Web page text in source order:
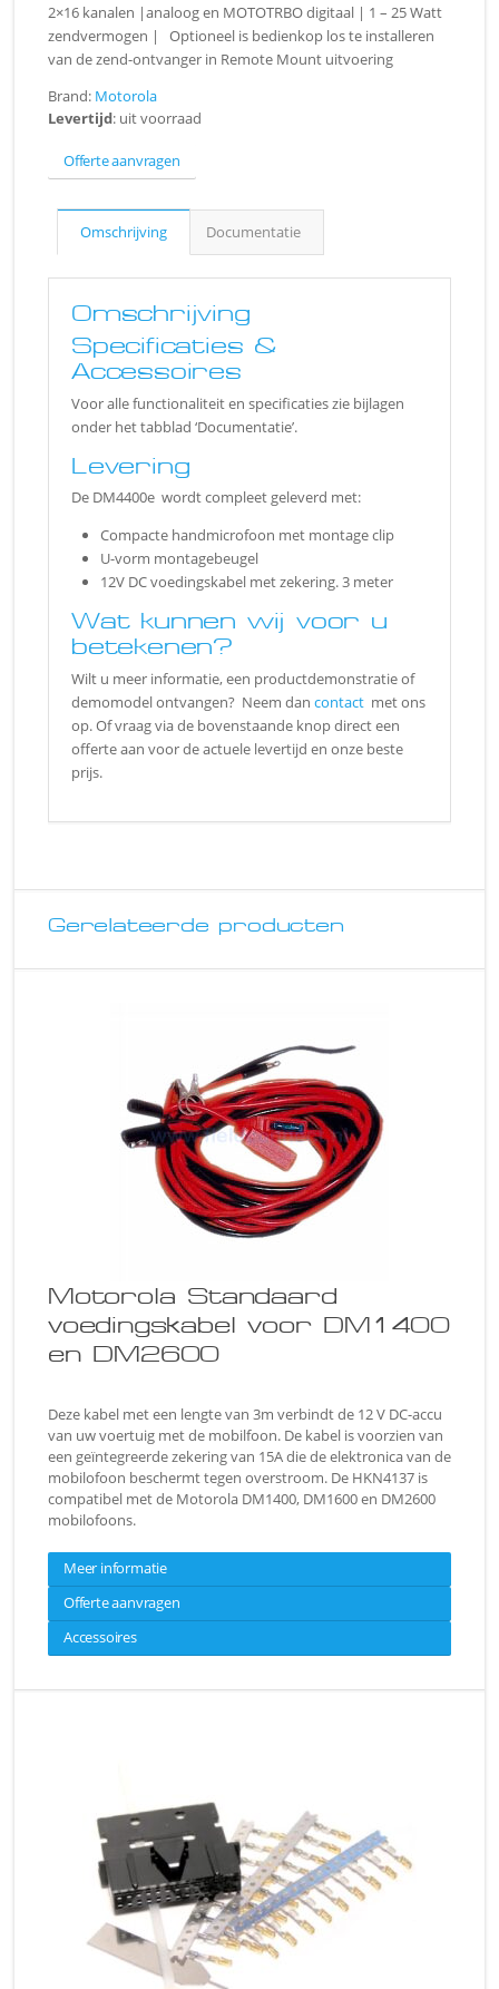
2×16 kanalen |analoog en MOTOTRBO digitaal | 1 – 25 Watt
zendvermogen | Optioneel is bedienkop los te installeren
van de zend-ontvanger in Remote Mount uitvoering
Brand: Motorola
Levertijd: uit voorraad
Offerte aanvragen
Omschrijving Documentatie
Omschrijving
Specificaties &
Accessoires
Voor alle functionaliteit en specificaties zie bijlagen
onder het tabblad ‘Documentatie’.
Levering
De DM4400e wordt compleet geleverd met:
Compacte handmicrofoon met montage clip
U-vorm montagebeugel
12V DC voedingskabel met zekering. 3 meter
Wat kunnen wij voor u
betekenen?
Wilt u meer informatie, een productdemonstratie of
demomodel ontvangen? Neem dan contact met ons
op. Of vraag via de bovenstaande knop direct een
offerte aan voor de actuele levertijd en onze beste
prijs.
Gerelateerde producten
Motorola Standaard
voedingskabel voor DM1400
en DM2600
Deze kabel met een lengte van 3m verbindt de 12 V DC-accu
van uw voertuig met de mobilfoon. De kabel is voorzien van
een geïntegreerde zekering van 15A die de elektronica van de
mobilofoon beschermt tegen overstroom. De HKN4137 is
compatibel met de Motorola DM1400, DM1600 en DM2600
mobilofoons.
Meer informatie
Offerte aanvragen
Accessoires